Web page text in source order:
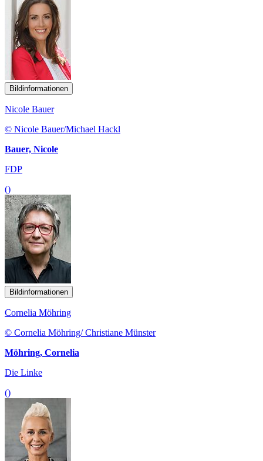
Bildinformationen
Nicole Bauer
© Nicole Bauer/Michael Hackl
Bauer, Nicole
FDP
()
Bildinformationen
Cornelia Möhring
© Cornelia Möhring/ Christiane Münster
Möhring, Cornelia
Die Linke
()